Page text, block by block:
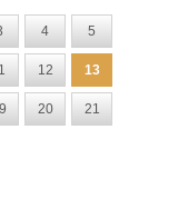
4 5
12 13
20 21